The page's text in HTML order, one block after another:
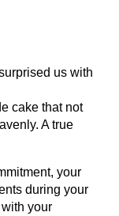
us with
cake that not
A true
your
during your
your